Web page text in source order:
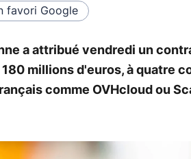
favori Google
a attribué vendredi un
millions d'euros, à quatre
comme OVHcloud ou